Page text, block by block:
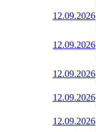
12.09.2026
12.09.2026
12.09.2026
12.09.2026
12.09.2026